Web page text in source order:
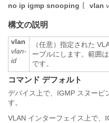
no ip igmp snooping vlan
構文の説明
vlan
vlan-
id
（任意）指定された
ーブルにします。範囲
です。
コマンド デフォルト
デバイス 上で、IGMP スヌー
す。
VLAN インターフェイス上で、